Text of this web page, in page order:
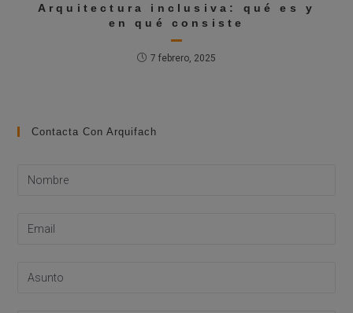
Arquitectura inclusiva: qué es y
en qué consiste
7 febrero, 2025
Contacta Con Arquifach